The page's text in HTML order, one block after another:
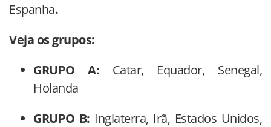
Espanha.
Veja os grupos:
GRUPO A: Catar, Equador, Senegal,
Holanda
GRUPO B: Inglaterra, Irã, Estados Unidos,